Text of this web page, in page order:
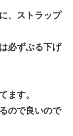
、ストラップ
必ずぶる下げ
ます。
ので良いので